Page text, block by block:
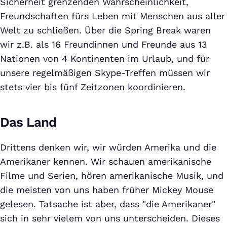
Freundschaften fürs Leben mit Menschen aus aller
Welt zu schließen. Über die Spring Break waren
wir z.B. als 16 Freundinnen und Freunde aus 13
Nationen von 4 Kontinenten im Urlaub, und für
unsere regelmäßigen Skype-Treffen müssen wir
stets vier bis fünf Zeitzonen koordinieren.
Das Land
Drittens denken wir, wir würden Amerika und die
Amerikaner kennen. Wir schauen amerikanische
Filme und Serien, hören amerikanische Musik, und
die meisten von uns haben früher Mickey Mouse
gelesen. Tatsache ist aber, dass "die Amerikaner"
sich in sehr vielem von uns unterscheiden. Dieses